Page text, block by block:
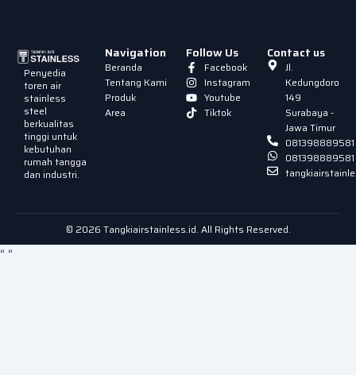
Penyedia
toren air
stainless
steel
berkualitas
tinggi untuk
kebutuhan
rumah tangga
dan industri.
Navigation
Beranda
Tentang Kami
Produk
Area
Follow Us
Facebook
Instagram
Youtube
Tiktok
Contact us
Jl.
Kedungdoro
149
Surabaya -
Jawa Timur
081398889581
081398889581
© 2026 Tangkiairstainless.id. All Rights Reserved.
" "